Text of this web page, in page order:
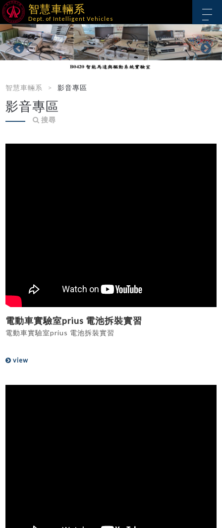
智慧車輛系
Dept. of Intelligent Vehicles
智慧車輛系 影音專區
影音專區
搜尋
電動車實驗室prius 電池拆裝實習
電動車實驗室prius 電池拆裝實習
view